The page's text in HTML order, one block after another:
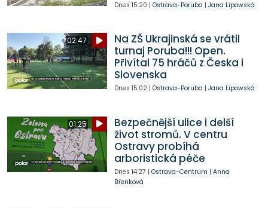
Dnes 15:20 | Ostrava-Poruba | Jana Lipowská
02:47
Na ZŠ Ukrajinská se vrátil
turnaj Poruba!!! Open.
Přivítal 75 hráčů z Česka i
Slovenska
Dnes 15:02| Ostrava-Poruba | Jana Lipowská
01:25
Bezpečnější ulice i delší
život stromů. V centru
Ostravy probíhá
arboristická péče
Dnes 14:27 | Ostrava-Centrum | Anna
Břenková